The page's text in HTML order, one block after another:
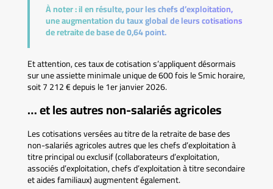
À noter :il en résulte, pour les chefs d’exploitation,
une augmentation du taux global de leurs cotisations
de retraite de base de 0,64 point.
Et attention, ces taux de cotisation s’appliquent désormais
sur une assiette minimale unique de 600 fois le Smic horaire,
soit 7 212 € depuis le 1er janvier 2026.
… et les autres non-salariés agricoles
Les cotisations versées au titre de la retraite de base des
non-salariés agricoles autres que les chefs d’exploitation à
titre principal ou exclusif (collaborateurs d’exploitation,
associés d’exploitation, chefs d’exploitation à titre secondaire
et aides familiaux) augmentent également.